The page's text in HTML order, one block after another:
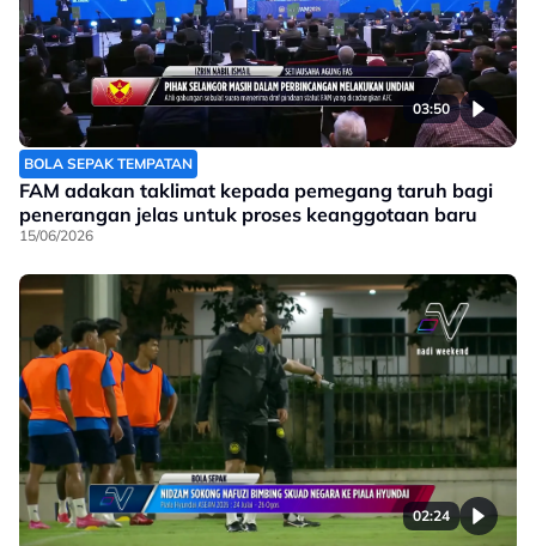
03:50
BOLA SEPAK TEMPATAN
FAM adakan taklimat kepada pemegang taruh bagi
penerangan jelas untuk proses keanggotaan baru
15/06/2026
02:24